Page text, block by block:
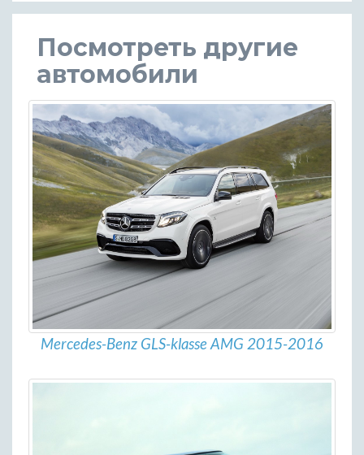
Посмотреть другие
автомобили
Mercedes-Benz GLS-klasse AMG 2015-2016